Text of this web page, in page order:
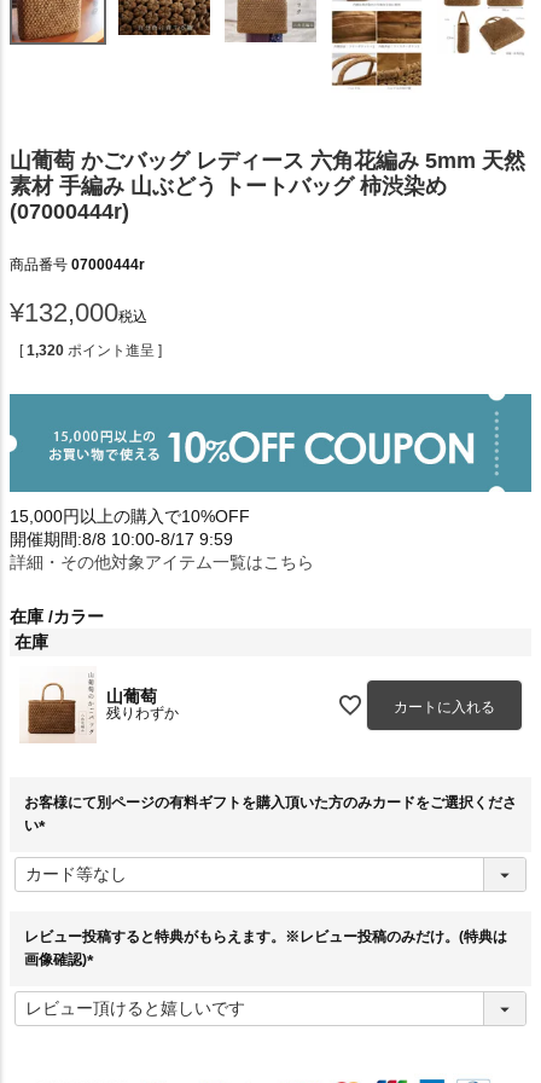
山葡萄 かごバッグ レディース 六角花編み 5mm 天然
素材 手編み 山ぶどう トートバッグ 柿渋染め
(07000444r)
商品番号 07000444r
¥132,000税込
[ 1,320 ポイント進呈 ]
15,000円以上の購入で10%OFF
開催期間:8/8 10:00-8/17 9:59
詳細・その他対象アイテム一覧はこちら
在庫 カラー
在庫
山葡萄
残りわずか カートに入れる
お客様にて別ページの有料ギフトを購入頂いた方のみカードをご選択くださ
い
必
須
レビュー投稿すると特典がもらえます。※レビュー投稿のみだけ。(特典は
画像確認)
必
須